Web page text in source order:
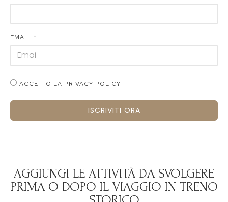
EMAIL
ACCETTO LA PRIVACY POLICY
ISCRIVITI ORA
AGGIUNGI LE ATTIVITÀ DA SVOLGERE
PRIMA O DOPO IL VIAGGIO IN TRENO